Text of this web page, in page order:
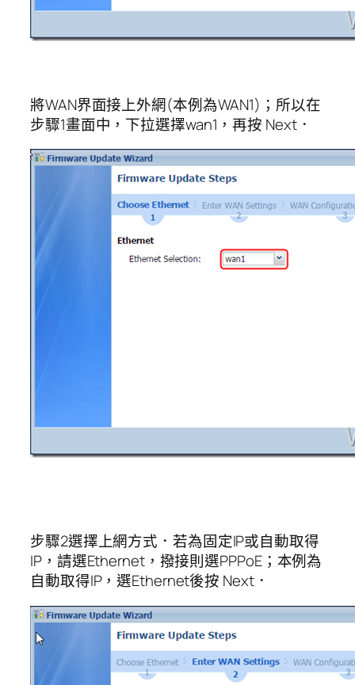
將WAN界面接上外網(本例為WAN1)；所以在
步驟1畫面中，下拉選擇wan1，再按 Next．
步驟2選擇上網方式．若為固定IP或自動取得
IP，請選Ethernet，撥接則選PPPoE；本例為
自動取得IP，選Ethernet後按 Next．